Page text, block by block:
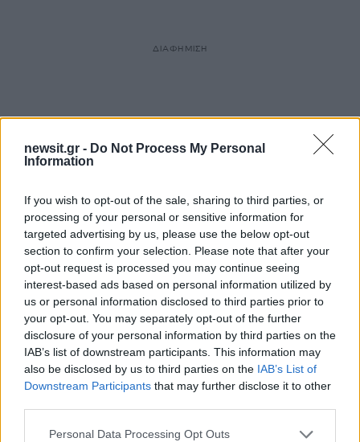
newsit.gr - Do Not Process My Personal
Information
If you wish to opt-out of the sale, sharing to third parties, or
processing of your personal or sensitive information for
targeted advertising by us, please use the below opt-out
section to confirm your selection. Please note that after your
opt-out request is processed you may continue seeing
interest-based ads based on personal information utilized by
us or personal information disclosed to third parties prior to
your opt-out. You may separately opt-out of the further
disclosure of your personal information by third parties on the
IAB’s list of downstream participants. This information may
also be disclosed by us to third parties on the IAB’s List of
Downstream Participants that may further disclose it to other
Please note that this website/app uses one or more Google
Personal Data Processing Opt Outs
ΔΙΑΦΗΜΙΣΗ